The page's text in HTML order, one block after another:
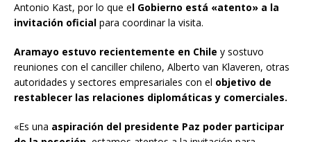
Antonio Kast, por lo que el Gobierno está «atento» a la
invitación oficial para coordinar la visita.
Aramayo estuvo recientemente en Chile y sostuvo
reuniones con el canciller chileno, Alberto van Klaveren, otras
autoridades y sectores empresariales con el objetivo de
restablecer las relaciones diplomáticas y comerciales.
«Es una aspiración del presidente Paz poder participar